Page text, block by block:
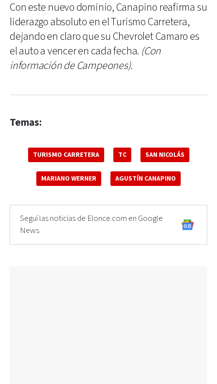
Con este nuevo dominio, Canapino reafirma su
liderazgo absoluto en el Turismo Carretera,
dejando en claro que su Chevrolet Camaro es
el auto a vencer en cada fecha. (Con
información de Campeones).
Temas:
TURISMO CARRETERA TC SAN NICOLÁS
MARIANO WERNER AGUSTÍN CANAPINO
Seguí las noticias de Elonce.com en Google
News